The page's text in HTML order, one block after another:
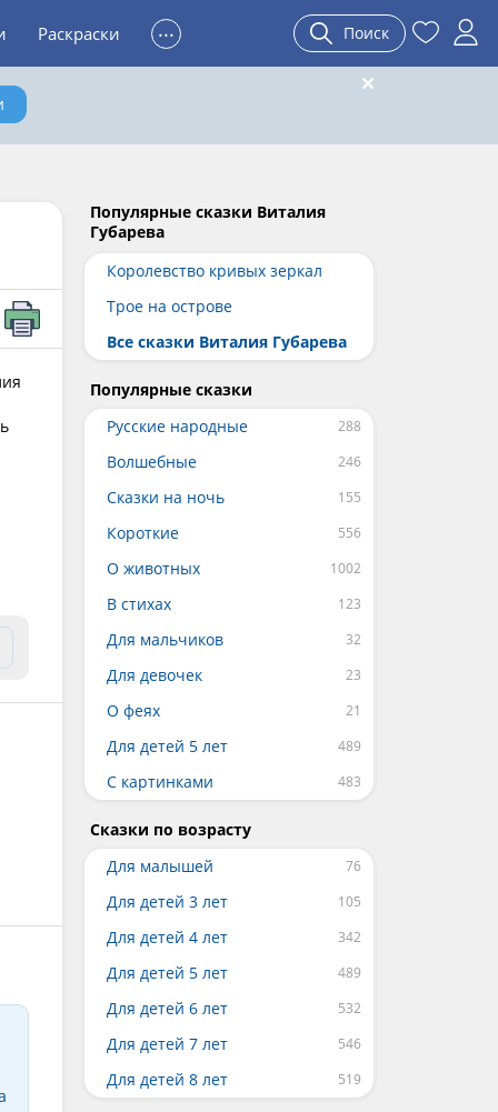
Раскраски ... Поиск
Популярные сказки Виталия
Губарева
Королевство кривых зеркал
Трое на острове
Все сказки Виталия Губарева
Популярные сказки
Русские народные
Волшебные
Сказки на ночь
Короткие
О животных
В стихах
Для мальчиков
Для девочек
О феях
Для детей 5 лет
С картинками
Сказки по возрасту
Для малышей
Для детей 3 лет
Для детей 4 лет
Для детей 5 лет
Для детей 6 лет
Для детей 7 лет
Для детей 8 лет